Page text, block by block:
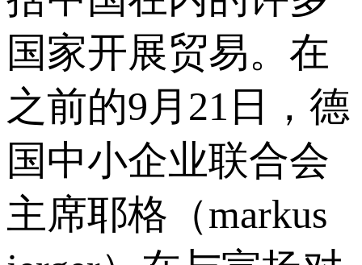
国家开展贸易。在
之前的9月21日，德
国中小企业联合会
主席耶格（markus